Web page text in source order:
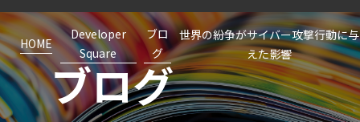
Posture
Managementの全体像
【ブログ】
セキュリティブリーフィング：
2026年6月
ブログ
HOME
Developer
Square
ブロ
グ
世界の紛争がサイバー攻撃行動に与
えた影響